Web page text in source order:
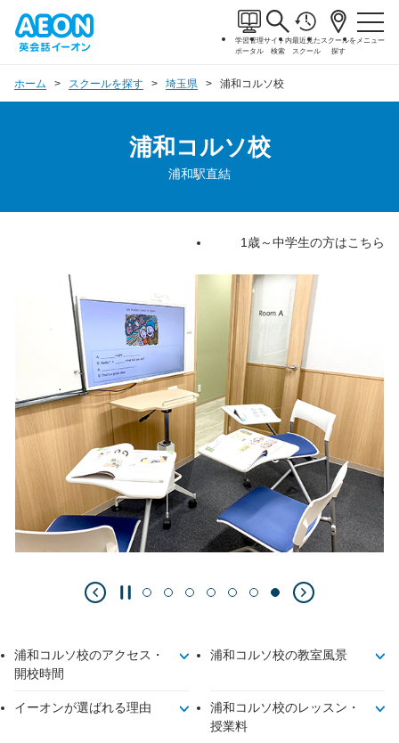
学習管理
ポータル
サイト内
検索
最近見た
スクール
スクールを
探す
メニュー
ホーム スクールを探す 埼玉県 浦和コルソ校
浦和コルソ校
浦和駅直結
1歳～中学生の方はこちら
浦和コルソ校のアクセス・
開校時間
浦和コルソ校の教室風景
イーオンが選ばれる理由
浦和コルソ校のレッスン・
授業料